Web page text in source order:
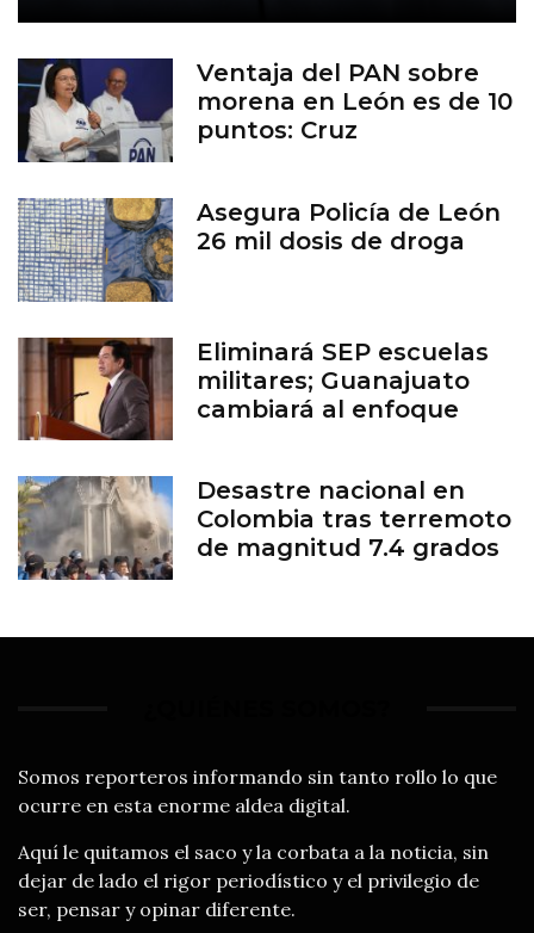
Ventaja del PAN sobre
morena en León es de 10
puntos: Cruz
Asegura Policía de León
26 mil dosis de droga
Eliminará SEP escuelas
militares; Guanajuato
cambiará al enfoque
Desastre nacional en
Colombia tras terremoto
de magnitud 7.4 grados
Somos reporteros informando sin tanto rollo lo que
ocurre en esta enorme aldea digital.
Aquí le quitamos el saco y la corbata a la noticia, sin
dejar de lado el rigor periodístico y el privilegio de
ser, pensar y opinar diferente.